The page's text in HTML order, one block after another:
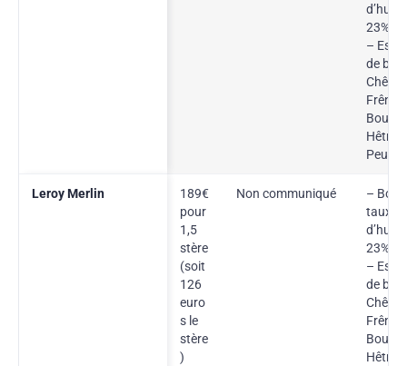
23%
–
de
Chêne,
Frêne,
Hêtre,
Leroy Merlin
189€
pour
1,5
stère
(soit
126
euro
s le
stère
)
Non communiqué
– Bois
taux
23%
–
de
Chêne,
Frêne,
Hêtre,